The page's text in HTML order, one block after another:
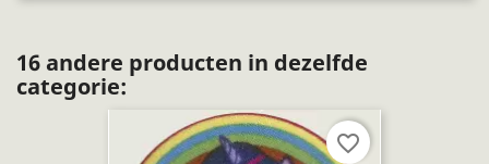
16 andere producten in dezelfde
categorie:
favorite_border